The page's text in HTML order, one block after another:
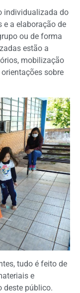
individualizada do
e a elaboração de
ou de forma
estão a
mobilização
sobre
tudo é feito de
e
deste público.